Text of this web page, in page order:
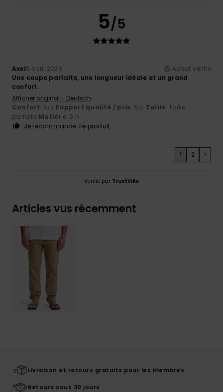
5/5
Axel5 avril 2026
Achat vérifié
Une coupe parfaite, une longueur idéale et un grand
confort.
Afficher original - Deutsch
Confort: 5/5 Rapport qualité / prix: 5/5 Taille: Taille
parfaite Matière: 5 /5
Je recommande ce produit
1 2 >
Vérifié par TrustVille
Articles vus récemment
Livraison et retours gratuits pour les membres
Retours sous 30 jours